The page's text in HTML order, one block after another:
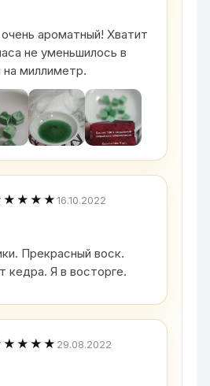
ароматный! Хватит
не уменьшилось в
миллиметр.
16.10.2022
Прекрасный воск.
кедра. Я в восторге.
29.08.2022